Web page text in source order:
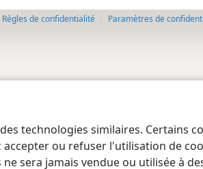
technologies similaires. Certains
ou refuser l'utilisation de
sera jamais vendue ou utilisée à
Règles de confidentialité Paramètres de